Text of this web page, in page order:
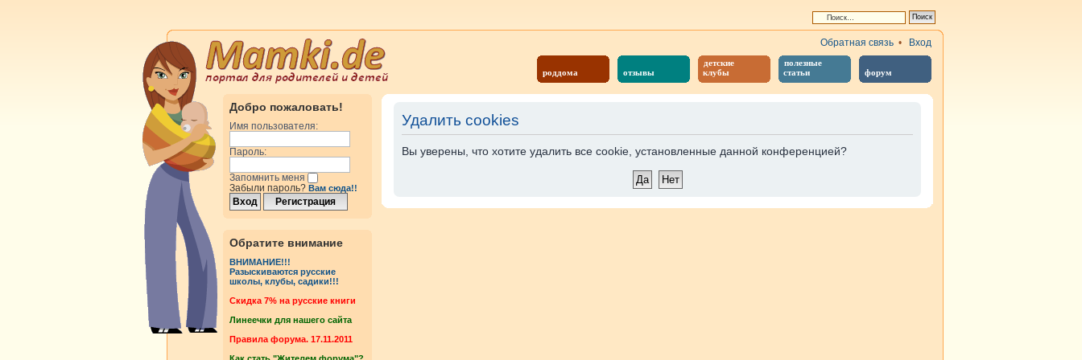
роддома отзывы
детские
клубы
полезные
статьи
форум
Обратная связь • Вход
Добро пожаловать!
Имя пользователя:
Пароль:
Запомнить меня
Забыли пароль? Вам сюда!!
Обратите внимание
ВНИМАНИЕ!!!
Разыскиваются русские
школы, клубы, садики!!!
Cкидка 7% на русские книги
Линеечки для нашего сайта
Правила форума. 17.11.2011
Удалить cookies
Вы уверены, что хотите удалить все cookie, установленные данной конференцией?